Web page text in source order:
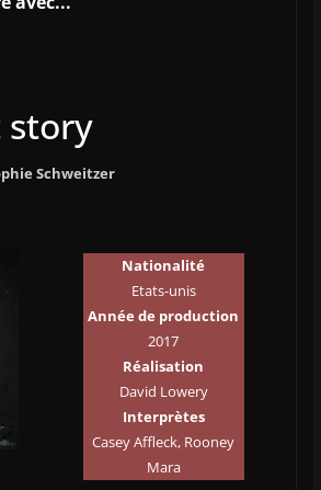
story
Schweitzer
Nationalité
Etats-unis
Année de production
2017
Réalisation
David Lowery
Interprètes
Casey Affleck, Rooney
Mara